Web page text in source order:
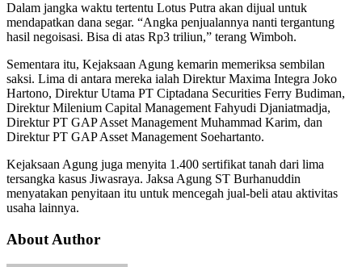
Dalam jangka waktu tertentu Lotus Putra akan dijual untuk
mendapatkan dana segar. “Angka penjualannya nanti tergantung
hasil negoisasi. Bisa di atas Rp3 triliun,” terang Wimboh.
Sementara itu, Kejaksaan Agung kemarin memeriksa sembilan
saksi. Lima di antara mereka ialah Direktur Maxima Integra Joko
Hartono, Direktur Utama PT Ciptadana Securities Ferry Budiman,
Direktur Milenium Capital Management Fahyudi Djaniatmadja,
Direktur PT GAP Asset Management Muhammad Karim, dan
Direktur PT GAP Asset Management Soehartanto.
Kejaksaan Agung juga menyita 1.400 sertifikat tanah dari lima
tersangka kasus Jiwasraya. Jaksa Agung ST Burhanuddin
menyatakan penyitaan itu untuk mencegah jual-beli atau aktivitas
usaha lainnya.
About Author